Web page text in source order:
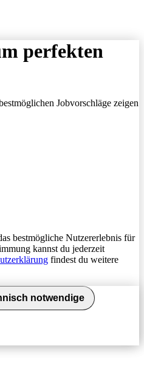
perfekten
Jobvorschläge zeigen
bestmögliche Nutzererlebnis für
kannst du jederzeit
findest du weitere
notwendige